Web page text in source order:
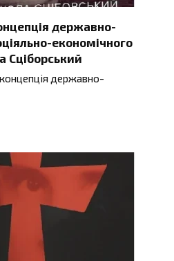
державно-
економічного
Сціборський
державно-